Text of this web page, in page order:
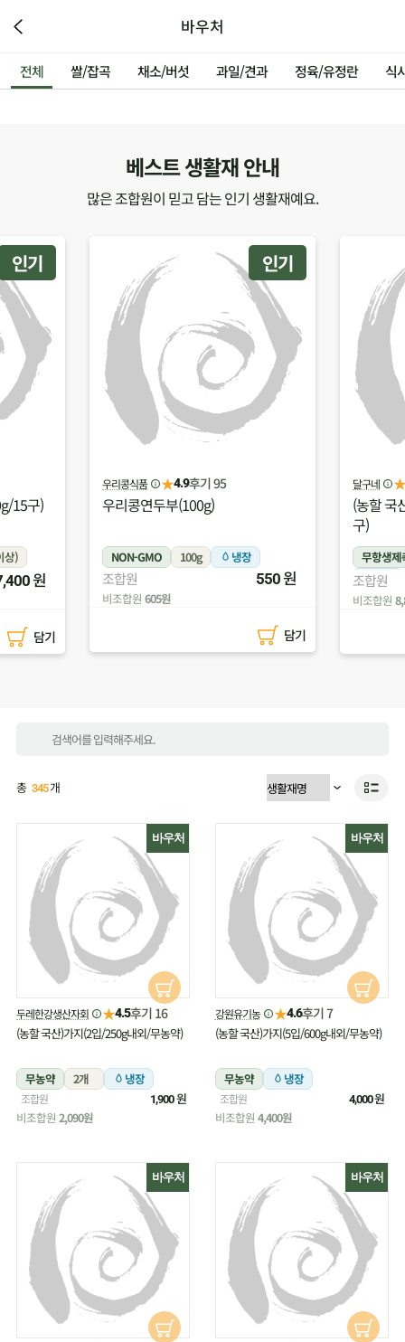
바우처
전체 쌀/잡곡 채소/버섯 과일/견과 정육/유정란 식
베스트 생활재 안내
많은 조합원이 믿고 담는 인기 생활재예요.
인기
550원
담기
인기
달구네 ★4.5후기 134
(농할 국산)달구네유정란(780g/15
무항생제축산물
780g이상
냉장
조합원 8,000원
비조합원 8,800원
담기
(주)두레올
(농할 국
무농약)
무농약
조합원
비조합원
총 345 개
바우처
두레한강생산자회 ★4.5후기 16
(농할 국산)가지(2입/250g내외/무농약)
무농약 2개 냉장
조합원 1,900원
비조합원 2,090원
바우처
강원유기농 ★4.6후기 7
(농할 국산)가지(5입/600g내외/무농약)
무농약 냉장
조합원 4,000원
비조합원 4,400원
바우처 바우처